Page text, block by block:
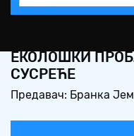
ЕКОЛОШКИ
СУСРЕЋЕ
Предавач: Бранка